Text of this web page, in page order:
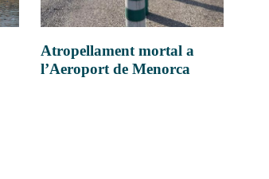
Atropellament mortal a
l’Aeroport de Menorca